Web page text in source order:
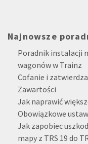
Najnowsze
Poradnik instalacji
wagonów w Trainz
Cofanie i
Zawartości
Jak naprawić
Obowiązkowe
Jak zapobiec
mapy z TRS 19 do